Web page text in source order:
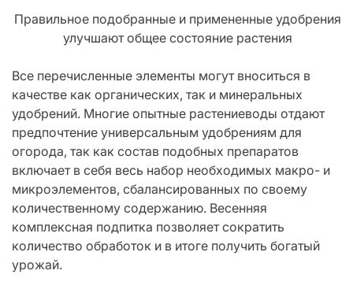
Правильное подобранные и примененные удобрения
улучшают общее состояние растения
Все перечисленные элементы могут вноситься в
качестве как органических, так и минеральных
удобрений. Многие опытные растениеводы отдают
предпочтение универсальным удобрениям для
огорода, так как состав подобных препаратов
включает в себя весь набор необходимых макро- и
микроэлементов, сбалансированных по своему
количественному содержанию. Весенняя
комплексная подпитка позволяет сократить
количество обработок и в итоге получить богатый
урожай.